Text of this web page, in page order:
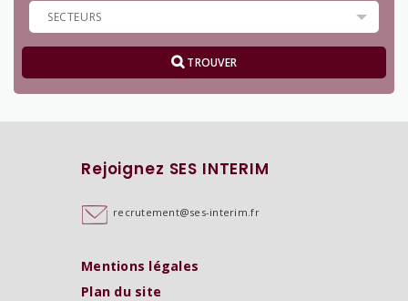
TROUVER
Rejoignez SES INTERIM
recrutement@ses-interim.fr
Mentions légales
Plan du site